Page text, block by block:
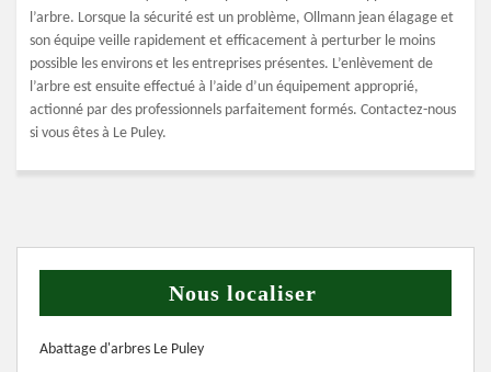
l’arbre. Lorsque la sécurité est un problème, Ollmann jean élagage et
son équipe veille rapidement et efficacement à perturber le moins
possible les environs et les entreprises présentes. L’enlèvement de
l’arbre est ensuite effectué à l’aide d’un équipement approprié,
actionné par des professionnels parfaitement formés. Contactez-nous
si vous êtes à Le Puley.
Nous localiser
Abattage d'arbres Le Puley